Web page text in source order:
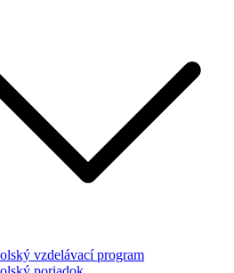
vzdelávací program